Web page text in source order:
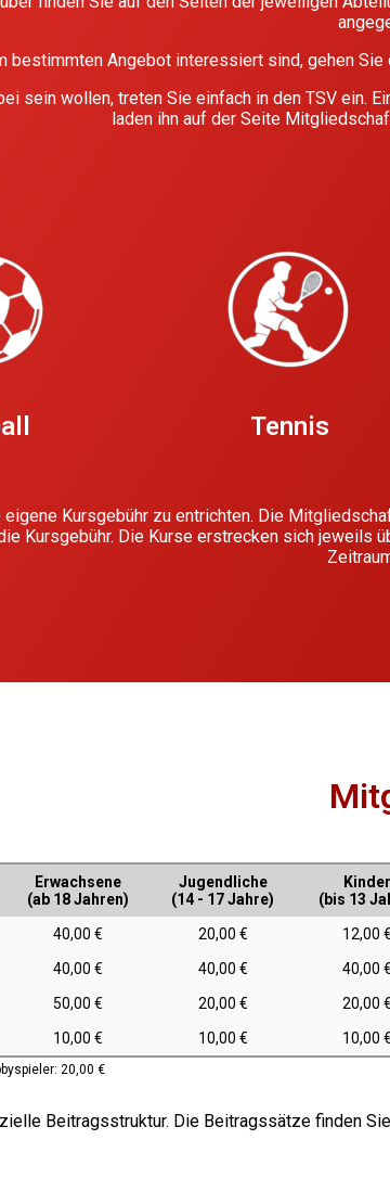
bestimmten Angebot interessiert sind, gehen
sein wollen, treten Sie einfach in den TSV ein.
laden ihn auf der Seite
Tennis
Kursgebühr zu entrichten. Die
Kursgebühr. Die Kurse erstrecken sich
Erwachsene
(ab 18 Jahren)
Jugendliche
(14 - 17 Jahre)
Kinder
(bis 13
40,00 € 20,00 €
12,00 €
40,00 € 40,00 €
40,00 €
50,00 € 20,00 €
20,00 €
10,00 € 10,00 € 10,00 €
20,00 €
Beitragsstruktur. Die Beitragssätze finden